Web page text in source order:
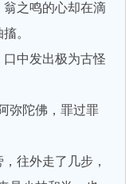
之鸣的心却在滴
。
中发出极为古怪
陀佛，罪过罪
往外走了几步，